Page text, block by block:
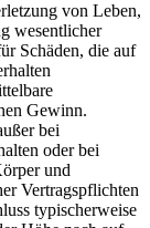
von Leben,
wesentlicher
Schäden, die auf
Gewinn.
bei
oder bei
und
Vertragspflichten
typischerweise